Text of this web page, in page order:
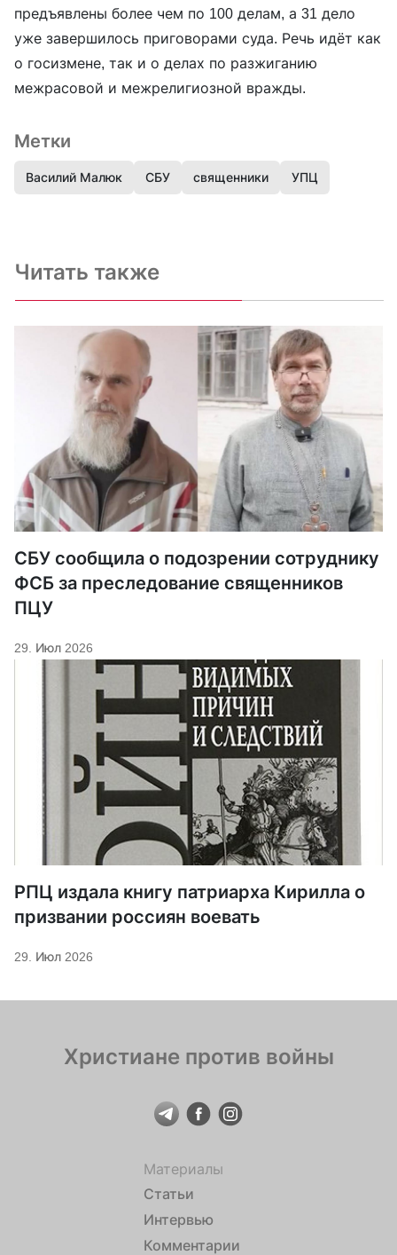
предъявлены более чем по 100 делам, а 31 дело
уже завершилось приговорами суда. Речь идёт как
о госизмене, так и о делах по разжиганию
межрасовой и межрелигиозной вражды.
Метки
Василий Малюк СБУ священники УПЦ
Читать также
СБУ сообщила о подозрении сотруднику
ФСБ за преследование священников
ПЦУ
29. Июл 2026
РПЦ издала книгу патриарха Кирилла о
призвании россиян воевать
29. Июл 2026
Христиане против войны
Материалы
Статьи
Интервью
Комментарии